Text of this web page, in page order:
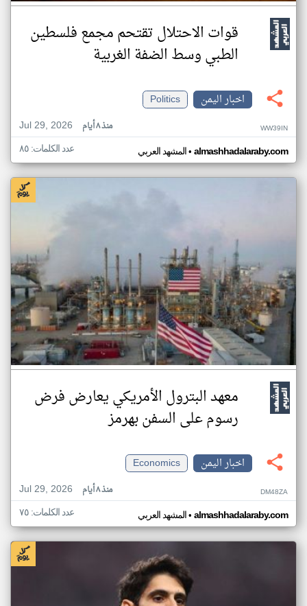
قوات الاحتلال تقتحم مجمع فلسطين
الطبي وسط الضفة الغربية
اخبار اليمن
Politics
Jul 29, 2026
منذ ٨ أيام WW39IN
المشهد العربي• almashhadalaraby.com عدد الكلمات: ٨٥
معهد البترول الأمريكي يعارض فرض
رسوم على السفن بهرمز
اخبار اليمن
Economics
Jul 29, 2026
منذ ٨ أيام DM48ZA
المشهد العربي• almashhadalaraby.com عدد الكلمات: ٧٥